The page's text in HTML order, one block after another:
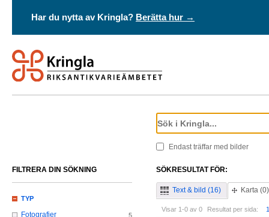
Har du nytta av Kringla? Berätta hur →
Endast träffar med bilder
SÖKRESULTAT FÖR:
Text & bild (16) Karta (0)
Visar 1-0 av 0 Resultat per sida:
FILTRERA DIN SÖKNING
TYP
Fotografier 5